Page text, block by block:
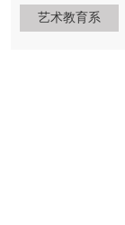
艺术教育系